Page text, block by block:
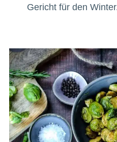
Gericht für den